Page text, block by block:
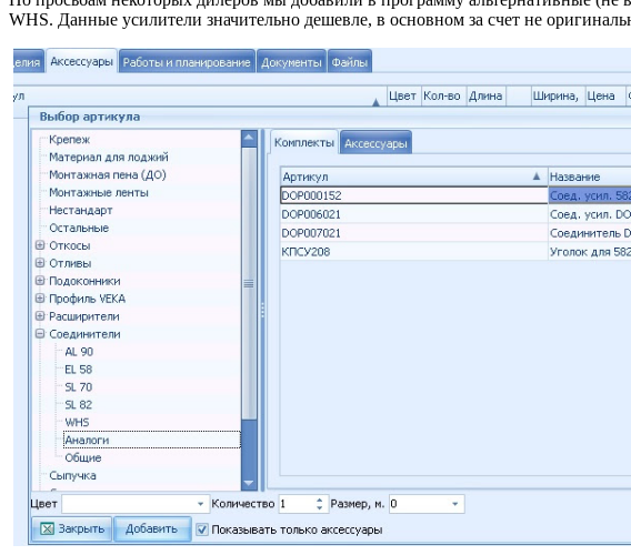
WHS. Данные усилители значительно дешевле, в основном за счет не